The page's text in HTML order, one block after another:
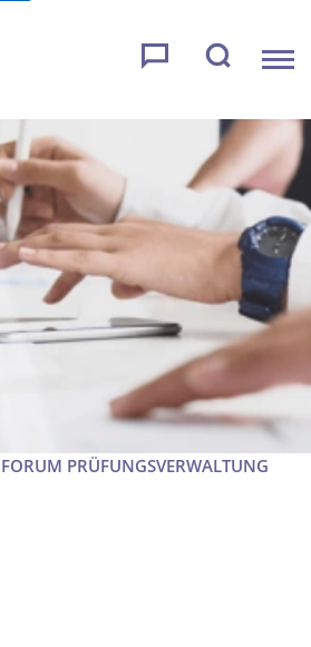
FORUM PRÜFUNGSVERWALTUNG